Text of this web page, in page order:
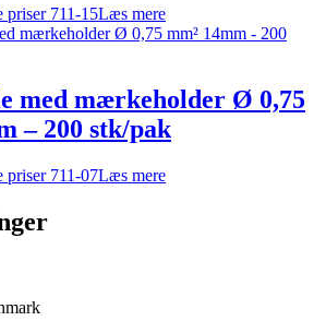
priser711-15Læs mere
med mærkeholder Ø 0,75
– 200 stk/pak
priser711-07Læs mere